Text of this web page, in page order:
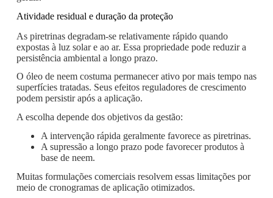
Atividade residual e duração da proteção
As piretrinas degradam-se relativamente rápido quando
expostas à luz solar e ao ar. Essa propriedade pode reduzir a
persistência ambiental a longo prazo.
O óleo de neem costuma permanecer ativo por mais tempo nas
superfícies tratadas. Seus efeitos reguladores de crescimento
podem persistir após a aplicação.
A escolha depende dos objetivos da gestão:
A intervenção rápida geralmente favorece as piretrinas.
A supressão a longo prazo pode favorecer produtos à
base de neem.
Muitas formulações comerciais resolvem essas limitações por
meio de cronogramas de aplicação otimizados.